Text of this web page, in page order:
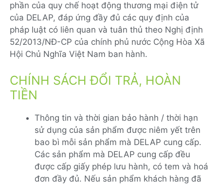
phần của quy chế hoạt động thương mại điện tử
của DELAP, đáp ứng đầy đủ các quy định của
pháp luật có liên quan và tuân thủ theo Nghị định
52/2013/NĐ-CP của chính phủ nước Cộng Hòa Xã
Hội Chủ Nghĩa Việt Nam ban hành.
CHÍNH SÁCH ĐỔI TRẢ, HOÀN
TIỀN
Thông tin và thời gian bảo hành / thời hạn
sử dụng của sản phẩm được niêm yết trên
bao bì mỗi sản phẩm mà DELAP cung cấp.
Các sản phẩm mà DELAP cung cấp đều
được cấp giấy phép lưu hành, có tem và hoá
đơn đầy đủ. Nếu sản phẩm khách hàng đã